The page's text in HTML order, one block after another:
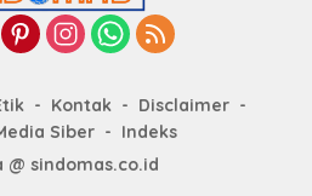
Kontak
Disclaimer
Siber
Indeks
@ sindomas.co.id